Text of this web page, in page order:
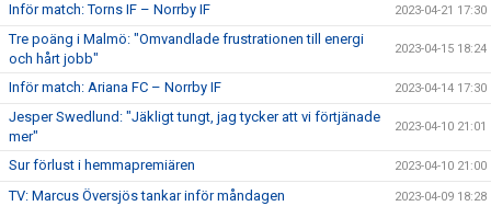
Inför match: Torns IF – Norrby IF 2023-04-21 17:30
Tre poäng i Malmö: "Omvandlade frustrationen till energi
och hårt jobb"
2023-04-15 18:24
Inför match: Ariana FC – Norrby IF 2023-04-14 17:30
Jesper Swedlund: "Jäkligt tungt, jag tycker att vi förtjänade
mer"
2023-04-10 21:01
Sur förlust i hemmapremiären 2023-04-10 21:00
TV: Marcus Översjös tankar inför måndagen 2023-04-09 18:28